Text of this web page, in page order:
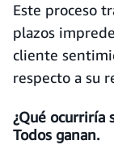
Este proceso
plazos
cliente
respecto a su
¿Qué ocurriría
Todos ganan.